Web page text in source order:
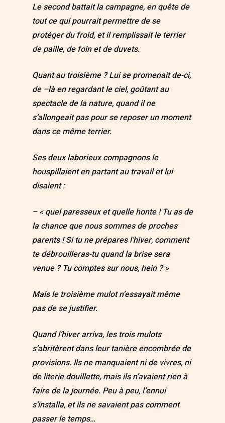
Le second battait la campagne, en quête de
tout ce qui pourrait permettre de se
protéger du froid, et il remplissait le terrier
de paille, de foin et de duvets.
Quant au troisième ? Lui se promenait de-ci,
de –là en regardant le ciel, goûtant au
spectacle de la nature, quand il ne
s’allongeait pas pour se reposer un moment
dans ce même terrier.
Ses deux laborieux compagnons le
houspillaient en partant au travail et lui
disaient :
– « quel paresseux et quelle honte ! Tu as de
la chance que nous sommes de proches
parents ! Si tu ne prépares l’hiver, comment
te débrouilleras-tu quand la brise sera
venue ? Tu comptes sur nous, hein ? »
Mais le troisième mulot n’essayait même
pas de se justifier.
Quand l’hiver arriva, les trois mulots
s’abritèrent dans leur tanière encombrée de
provisions. Ils ne manquaient ni de vivres, ni
de literie douillette, mais ils n’avaient rien à
faire de la journée. Peu à peu, l’ennui
s’installa, et ils ne savaient pas comment
passer le temps…